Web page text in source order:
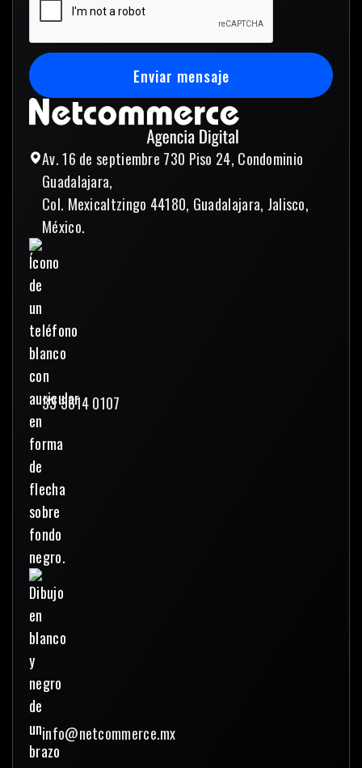
Av. 16 de septiembre 730 Piso 24, Condominio
Guadalajara,
Col. Mexicaltzingo 44180, Guadalajara, Jalisco,
México.
33 3614 0107
info@netcommerce.mx
Enviar mensaje
Enviar mensaje